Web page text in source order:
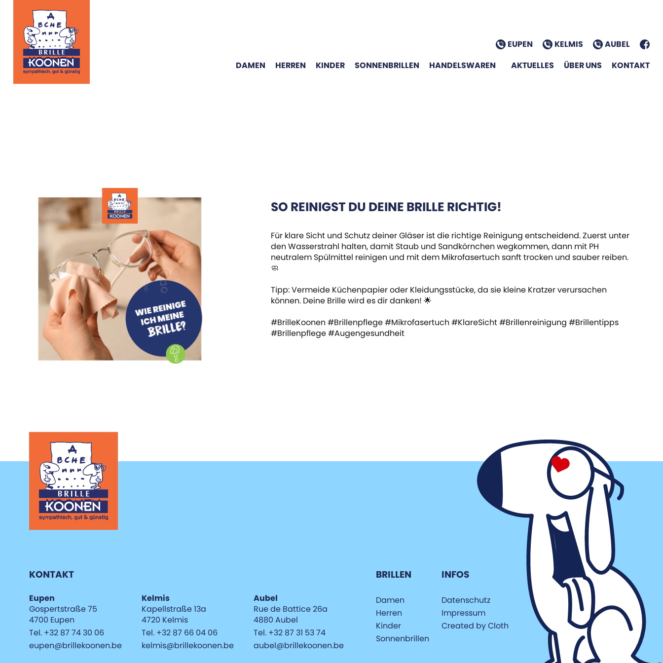
DAMEN HERREN KINDER SONNENBRILLEN HANDELSWAREN
EUPEN KELMIS
AUBEL
AKTUELLES
ÜBER UNS KONTAKT
SO REINIGST DU DEINE BRILLE RICHTIG!
Für klare Sicht und Schutz deiner Gläser ist die richtige Reinigung entscheidend. Zuerst unter
den Wasserstrahl halten, damit Staub und Sandkörnchen wegkommen, dann mit PH
neutralem Spülmittel reinigen und mit dem Mikrofasertuch sanft trocken und sauber reiben.
🧼
Tipp: Vermeide Küchenpapier oder Kleidungsstücke, da sie kleine Kratzer verursachen
können. Deine Brille wird es dir danken! 🌟
#BrilleKoonen #Brillenpflege#Mikrofasertuch #KlareSicht#Brillenreinigung #Brillentipps
#Brillenpflege#Augengesundheit
KONTAKT
Eupen
Gospertstraße 75
4700 Eupen
Tel. +32 87 74 30 06
eupen@brillekoonen.be
Kelmis
Kapellstraße 13a
4720 Kelmis
Tel. +32 87 66 04 06
kelmis@brillekoonen.be
Aubel
Rue de Battice 26a
4880 Aubel
Tel. +32 87 31 53 74
aubel@brillekoonen.be
BRILLEN
Damen
Herren
Kinder
Sonnenbrillen
INFOS
Datenschutz
Impressum
Created by Cloth